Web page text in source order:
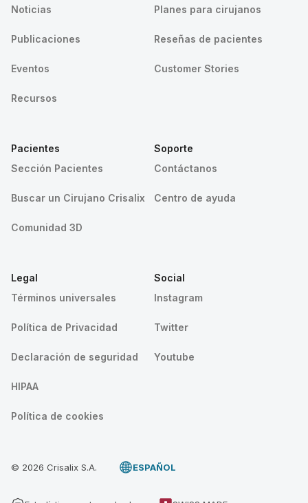
Noticias
Publicaciones
Eventos
Recursos
Planes para cirujanos
Reseñas de pacientes
Customer Stories
Pacientes
Sección Pacientes
Buscar un Cirujano Crisalix
Comunidad 3D
Soporte
Contáctanos
Centro de ayuda
Legal
Términos universales
Política de Privacidad
Declaración de seguridad
HIPAA
Política de cookies
Social
Instagram
Twitter
Youtube
© 2026 Crisalix S.A. ESPAÑOL